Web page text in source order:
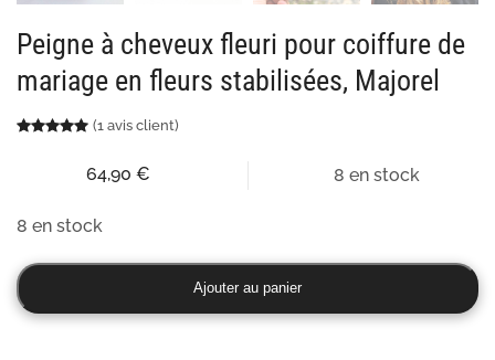
Peigne à cheveux fleuri pour coiffure de
mariage en fleurs stabilisées, Majorel
Noté5.00sur 5 basé sur
1(1 avis client)
64,90 € 8 en stock
8 en stock
quantité
de
Ajouter au panier